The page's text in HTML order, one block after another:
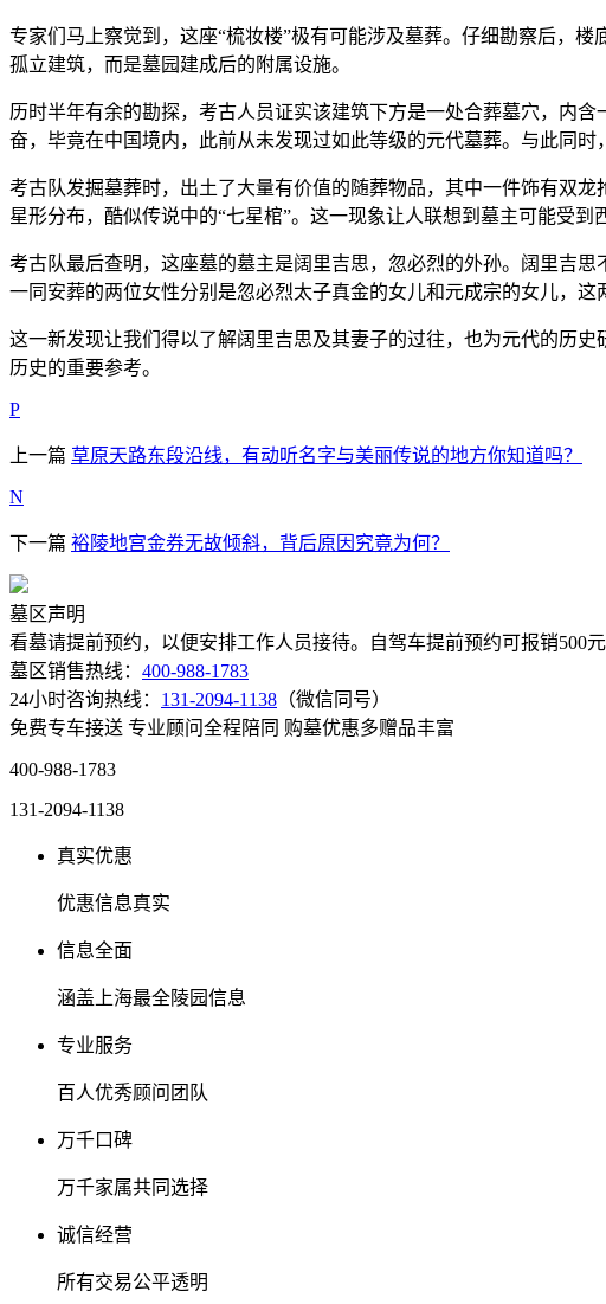
专家们马上察觉到，这座“梳妆楼”极有可能涉及墓葬。仔细勘察后，
孤立建筑，而是墓园建成后的附属设施。
历时半年有余的勘探，考古人员证实该建筑下方是一处合葬墓穴，内
奋，毕竟在中国境内，此前从未发现过如此等级的元代墓葬。与此同
考古队发掘墓葬时，出土了大量有价值的随葬物品，其中一件饰有双
星形分布，酷似传说中的“七星棺”。这一现象让人联想到墓主可能受到
考古队最后查明，这座墓的墓主是阔里吉思，忽必烈的外孙。阔里吉
一同安葬的两位女性分别是忽必烈太子真金的女儿和元成宗的女儿，这
这一新发现让我们得以了解阔里吉思及其妻子的过往，也为元代的历
历史的重要参考。
P
上一篇 草原天路东段沿线，有动听名字与美丽传说的地方你知道吗？
N
下一篇 裕陵地宫金券无故倾斜，背后原因究竟为何？
墓区声明
看墓请提前预约，以便安排工作人员接待。自驾车提前预约可报销500元
墓区销售热线： 400-988-1783
24小时咨询热线： 131-2094-1138 （微信同号）
免费专车接送 专业顾问全程陪同 购墓优惠多赠品丰富
400-988-1783
131-2094-1138
真实优惠
优惠信息真实
信息全面
涵盖上海最全陵园信息
专业服务
百人优秀顾问团队
万千口碑
万千家属共同选择
诚信经营
所有交易公平透明